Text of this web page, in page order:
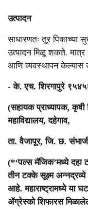
उत्पादन
साधारणतः तूर पिकाच्या
उत्पादन मिळू शकते. मात्र
आणि व्यवस्थापन केल्यास
- के. एच. शिरगापुरे
(सहायक प्राध्यापक, कृषी
महाविद्यालय, दहेगाव,
ता. वैजापूर, जि. छ.
(*‘पल्स मॅजिक’मध्ये
तीन टक्के सूक्ष्म
आहे. महाराष्ट्रामध्ये या
ॲग्रेस्को शिफारस